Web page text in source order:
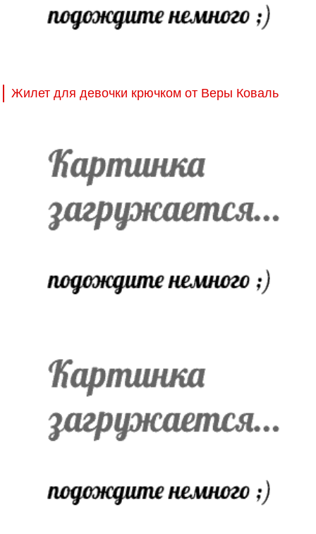
Жилет для девочки крючком от Веры Коваль